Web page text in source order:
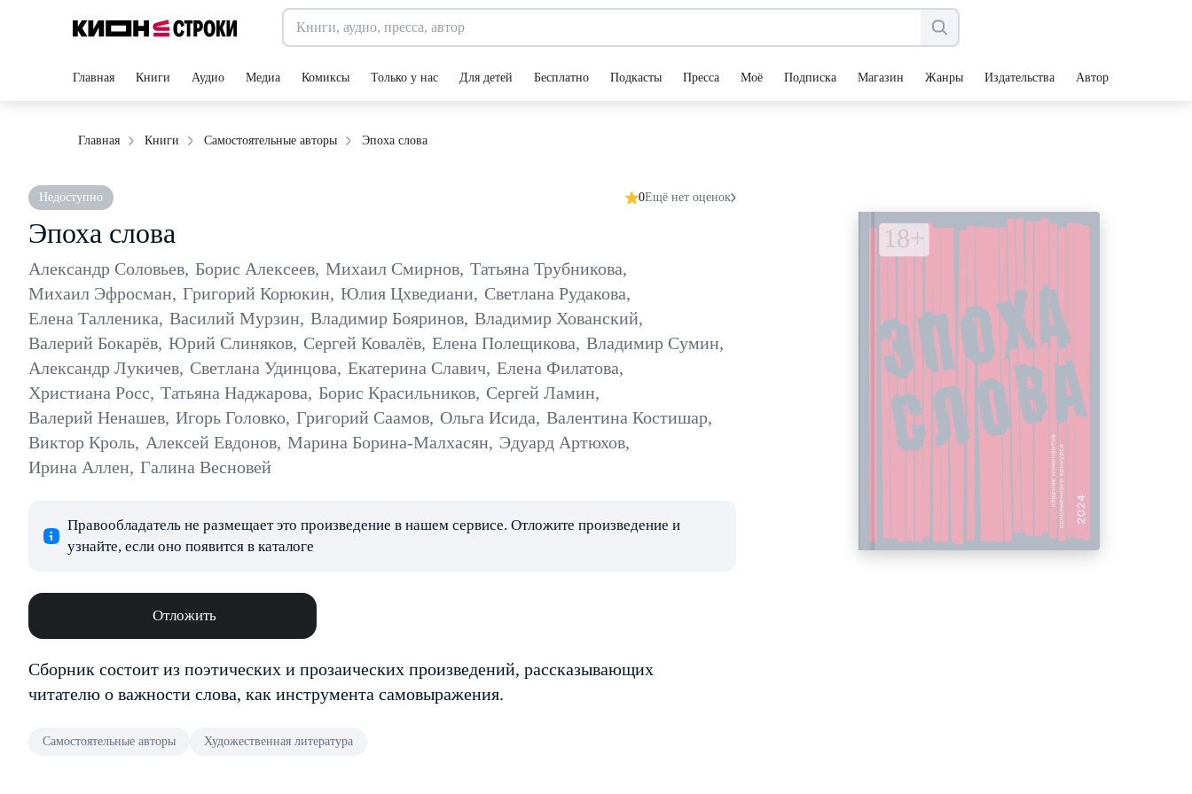
Главная Книги Аудио Медиа Комиксы Только у нас Для детей Бесплатно Подкасты Пресса Моё Подписка Магазин Жанры Издательства Авторы
Главная Книги Самостоятельные авторы Эпоха слова
Недоступно 0Ещё нет оценок
Эпоха слова
Александр Соловьев, Борис Алексеев, Михаил Смирнов, Татьяна Трубникова,
Михаил Эфросман, Григорий Корюкин, Юлия Цхведиани, Светлана Рудакова,
Елена Талленика, Василий Мурзин, Владимир Бояринов, Владимир Хованский,
Валерий Бокарёв, Юрий Слиняков, Сергей Ковалёв, Елена Полещикова, Владимир Сумин,
Александр Лукичев, Светлана Удинцова, Екатерина Славич, Елена Филатова,
Христиана Росс, Татьяна Наджарова, Борис Красильников, Сергей Ламин,
Валерий Ненашев, Игорь Головко, Григорий Саамов, Ольга Исида, Валентина Костишар,
Виктор Кроль, Алексей Евдонов, Марина Борина-Малхасян, Эдуард Артюхов,
Ирина Аллен, Галина Весновей
Правообладатель не размещает это произведение в нашем сервисе. Отложите произведение и
узнайте, если оно появится в каталоге
Отложить
Сборник состоит из поэтических и прозаических произведений, рассказывающих
читателю о важности слова, как инструмента самовыражения.
Самостоятельные авторы Художественная литература